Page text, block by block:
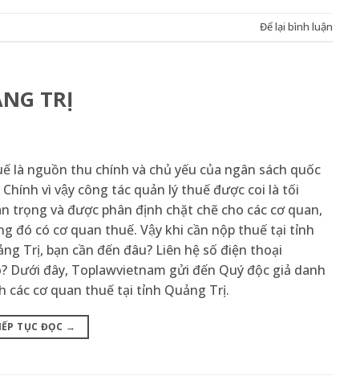
Để lại bình luận
TRỊ
là nguồn thu chính và chủ yếu của ngân sách quốc
Chính vì vậy công tác quản lý thuế được coi là tối
trọng và được phân định chặt chẽ cho các cơ quan,
đó có cơ quan thuế. Vậy khi cần nộp thuế tại tỉnh
Trị, bạn cần đến đâu? Liên hệ số điện thoại
Dưới đây, Toplawvietnam gửi đến Quý độc giả danh
các cơ quan thuế tại tỉnh Quảng Trị.
TỤC ĐỌC →